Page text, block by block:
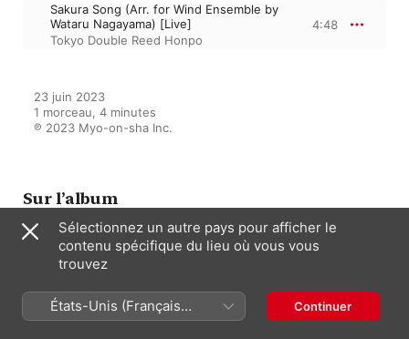
Sakura Song (Arr. for Wind Ensemble by
Wataru Nagayama) [Live]
Tokyo Double Reed Honpo
4:48
23 juin 2023
1 morceau, 4 minutes
℗ 2023 Myo-on-sha Inc.
Sur l’album
Tokyo Double Reed Honpo
Sélectionnez un autre pays pour afficher le
contenu spécifique du lieu où vous vous
trouvez
États-Unis (Français
France)
Continuer